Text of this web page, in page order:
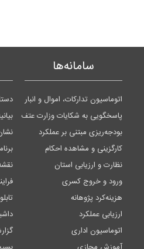
سامانه‌ها
اتوماسیون تدارکات، اموال و انبار
پاسخگویی به شکایات وزارت عتف
بودجه‌ریزی مبتنی بر عملکرد
کارگزینی و مشاهده احکام
نظارت و ارزیابی استان
ورود و خروج کسری
هزینه‌کرد پژوهانه
ارزیابی عملکرد
اتوماسیون اداری